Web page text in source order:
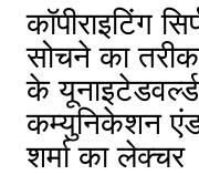
कॉपीराइटिंग
सोचने का
के
कम्युनिकेशन एंड
शर्मा का लेक्चर